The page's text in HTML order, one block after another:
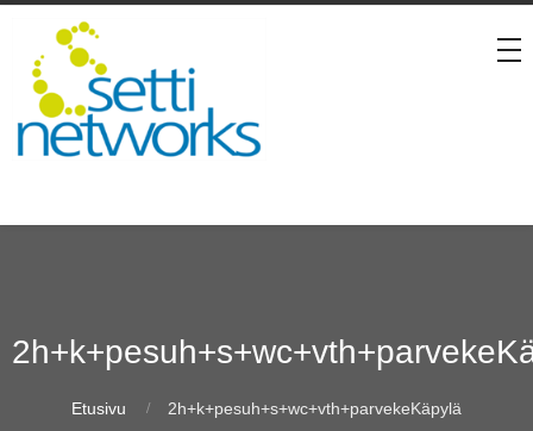
Etusivu 2h+k+pesuh+s+wc+vth+parvekeKäpylä